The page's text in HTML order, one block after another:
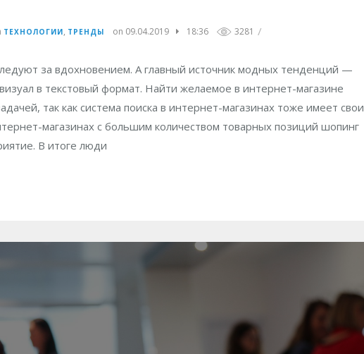
ТЕХНОЛОГИИ, ТРЕНДЫ on 09.04.2019 18:36 3281 /
за вдохновением. А главный источник модных тенденций —
в текстовый формат. Найти желаемое в интернет-магазине
так как система поиска в интернет-магазинах тоже имеет свои
магазинах с большим количеством товарных позиций шопинг
В итоге люди